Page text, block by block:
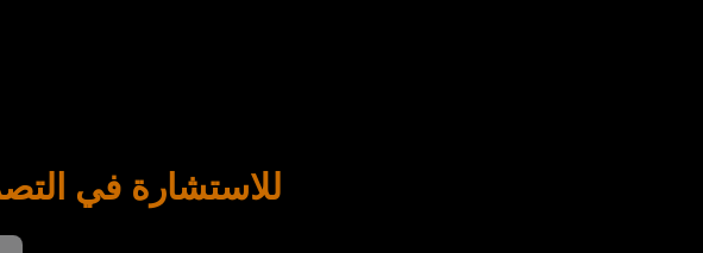
للاستشارة في